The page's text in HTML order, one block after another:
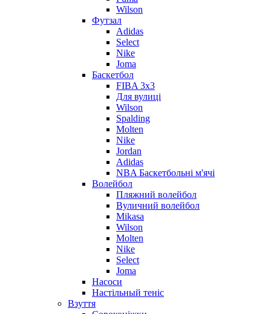
Wilson
Футзал
Adidas
Select
Nike
Joma
Баскетбол
FIBA 3x3
Для вулиці
Wilson
Spalding
Molten
Nike
Jordan
Adidas
NBA Баскетбольні м'ячі
Волейбол
Пляжний волейбол
Вуличний волейбол
Mikasa
Wilson
Molten
Nike
Select
Joma
Насоси
Настільный теніс
Взуття